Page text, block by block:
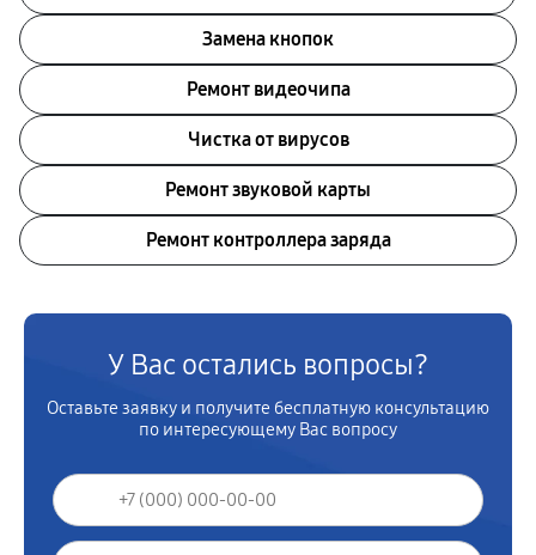
Замена кнопок
Ремонт видеочипа
Чистка от вирусов
Ремонт звуковой карты
Ремонт контроллера заряда
У Вас остались вопросы?
Оставьте заявку и получите бесплатную консультацию
по интересующему Вас вопросу